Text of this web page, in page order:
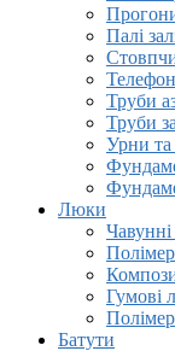
Прогони
Палі
Труби
Труби
Урни та
Люки
Гумові
Батути